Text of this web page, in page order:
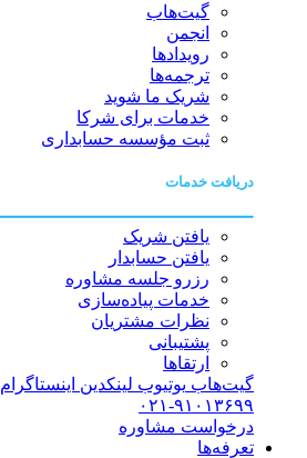
گیت‌هاب
انجمن
رویدادها
ترجمه‌ها
شریک ما شوید
خدمات برای شرکا
ثبت مؤسسه حسابداری
دریافت خدمات
یافتن شریک
یافتن حسابدار
رزرو جلسه مشاوره
خدمات پیاده‌سازی
نظرات مشتریان
پشتیبانی
ارتقاها
گیت‌هاب یوتیوب لینکدین اینستاگرام
۰۲۱-۹۱۰۱۳۶۹۹
درخواست مشاوره
تعرفه‌ها